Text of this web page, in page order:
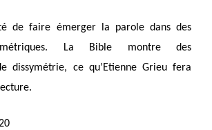
de faire émerger la parole dans des
La Bible montre des
dissymétrie, ce qu’Etienne Grieu fera